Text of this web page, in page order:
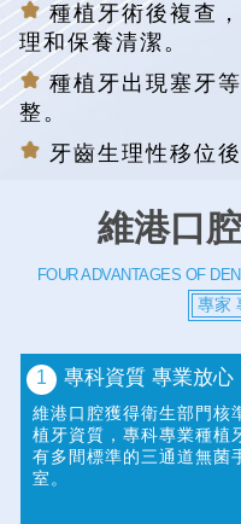
種植牙術後複查
理和保養清潔。
種植牙出現塞牙
整。
牙齒生理性移位
維港口
FOUR ADVANTAGES OF
專家
1 專科資質 專業放心
維港口腔獲得衛生部門核
植牙資質，專科專業種植
有多間標準的三通道無菌
室。